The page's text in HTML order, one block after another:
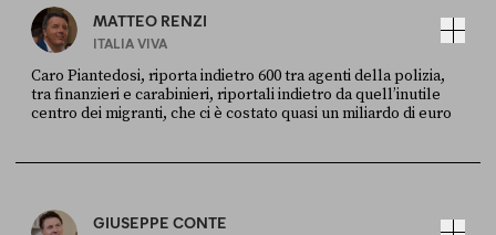
MATTEO RENZI
ITALIA VIVA
Caro Piantedosi, riporta indietro 600 tra agenti della polizia,
tra finanzieri e carabinieri, riportali indietro da quell’inutile
centro dei migranti, che ci è costato quasi un miliardo di euro
GIUSEPPE CONTE